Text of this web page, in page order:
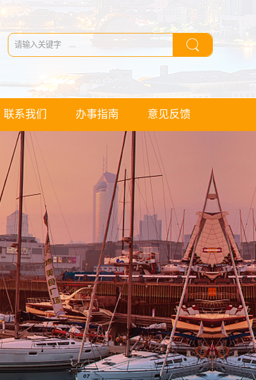
联系我们 办事指南 意见反馈